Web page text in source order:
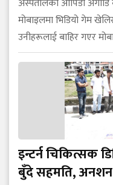
अस्पतालको ओपिडी
मोबाइलमा भिडियो गेम
उनीहरूलाई बाहिर गएर
इन्टर्न चिकित्सक
बुँदे सहमति, अनशन